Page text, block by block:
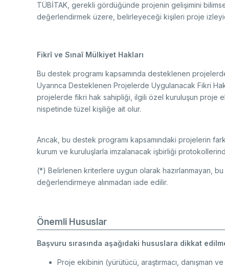
TÜBİTAK, gerekli gördüğünde projenin gelişimini
değerlendirmek üzere, belirleyeceği kişileri proje
Fikrî ve Sınaî Mülkiyet Hakları
Bu destek programı kapsamında desteklenen
Uyarınca Desteklenen Projelerde Uygulanacak Fikri
projelerde fikri hak sahipliği, ilgili özel kuruluşun proje
nispetinde tüzel kişiliğe ait olur.
Ancak, bu destek programı kapsamındaki projelerin
kurum ve kuruluşlarla imzalanacak işbirliği
(*) Belirlenen kriterlere uygun olarak hazırlanmayan,
değerlendirmeye alınmadan iade edilir.
Önemli Hususlar
Başvuru sırasında aşağıdaki hususlara dikkat
Proje ekibinin (yürütücü, araştırmacı, danışman ve